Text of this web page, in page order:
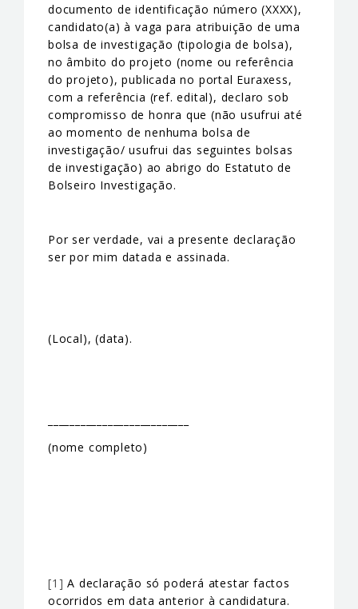
documento de identificação número (XXXX),
candidato(a) à vaga para atribuição de uma
bolsa de investigação (tipologia de bolsa),
no âmbito do projeto (nome ou referência
do projeto), publicada no portal Euraxess,
com a referência (ref. edital), declaro sob
compromisso de honra que (não usufrui até
ao momento de nenhuma bolsa de
investigação/ usufrui das seguintes bolsas
de investigação) ao abrigo do Estatuto de
Bolseiro Investigação.
Por ser verdade, vai a presente declaração
ser por mim datada e assinada.
(Local), (data).
(nome completo)
[1] A declaração só poderá atestar factos
ocorridos em data anterior à candidatura.